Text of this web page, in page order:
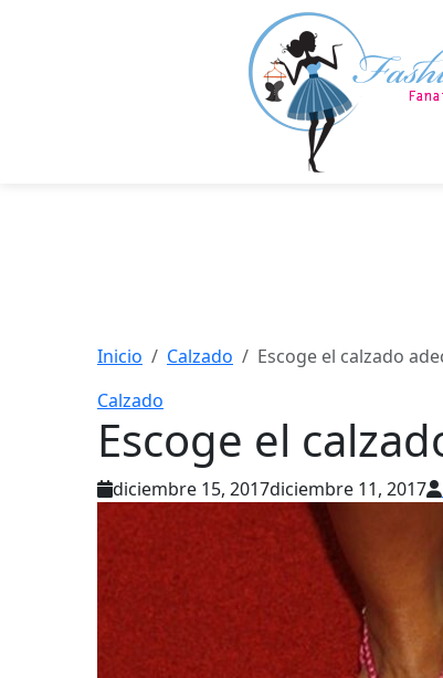
Inicio Calzado
Escoge el calzado
Calzado
Escoge el
diciembre 15, 2017diciembre 11, 2017